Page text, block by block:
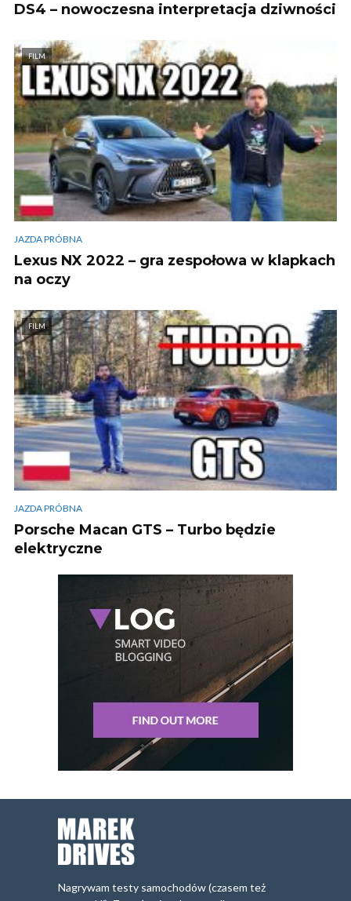
DS4 – nowoczesna interpretacja dziwności
FILM
JAZDA PRÓBNA
Lexus NX 2022 – gra zespołowa w klapkach
na oczy
FILM
JAZDA PRÓBNA
Porsche Macan GTS – Turbo będzie
elektryczne
Nagrywam testy samochodów (czasem też